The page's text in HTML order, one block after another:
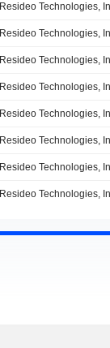
Resideo Technologies,
Resideo Technologies,
Resideo Technologies,
Resideo Technologies,
Resideo Technologies,
Resideo Technologies,
Resideo Technologies,